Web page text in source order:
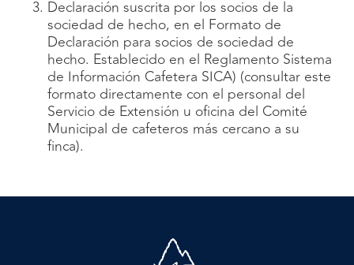
Declaración suscrita por los socios de la
sociedad de hecho, en el Formato de
Declaración para socios de sociedad de
hecho. Establecido en el Reglamento Sistema
de Información Cafetera SICA) (consultar este
formato directamente con el personal del
Servicio de Extensión u oficina del Comité
Municipal de cafeteros más cercano a su
finca).